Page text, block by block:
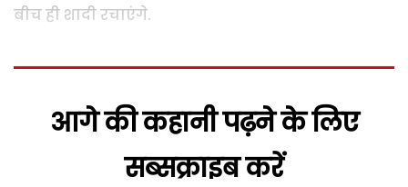
बीच ही शादी रचाएंगे.
आगे की कहानी पढ़ने के लिए
सब्सक्राइब करें